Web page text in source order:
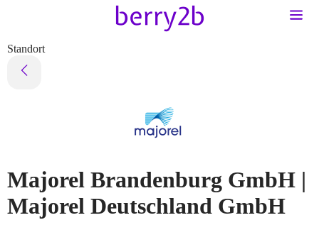
Standort
Majorel Brandenburg GmbH |
Majorel Deutschland GmbH